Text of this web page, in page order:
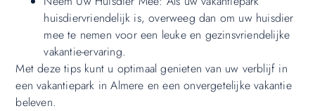
huisdiervriendelijk is, overweeg dan om uw huisdier
mee te nemen voor een leuke en gezinsvriendelijke
vakantie-ervaring.
Met deze tips kunt u optimaal genieten van uw verblijf in
een vakantiepark in Almere en een onvergetelijke vakantie
beleven.